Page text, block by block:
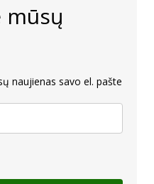
naujienas savo el. pašte